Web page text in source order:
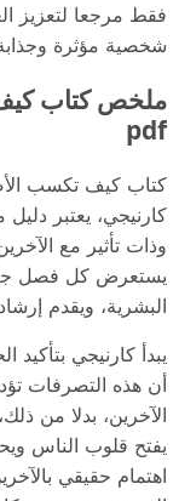
فقط مرجعا لتعزيز
شخصية مؤثرة
ملخص كتاب
pdf
كتاب كيف تكسب
كارنيجي، يعتبر
وذات تأثير مع
يستعرض كل فصل
البشرية، ويقدم
يبدأ كارنيجي بتأكيد
أن هذه التصرفات
الآخرين، بدلا من
يفتح قلوب الناس
اهتمام حقيقي